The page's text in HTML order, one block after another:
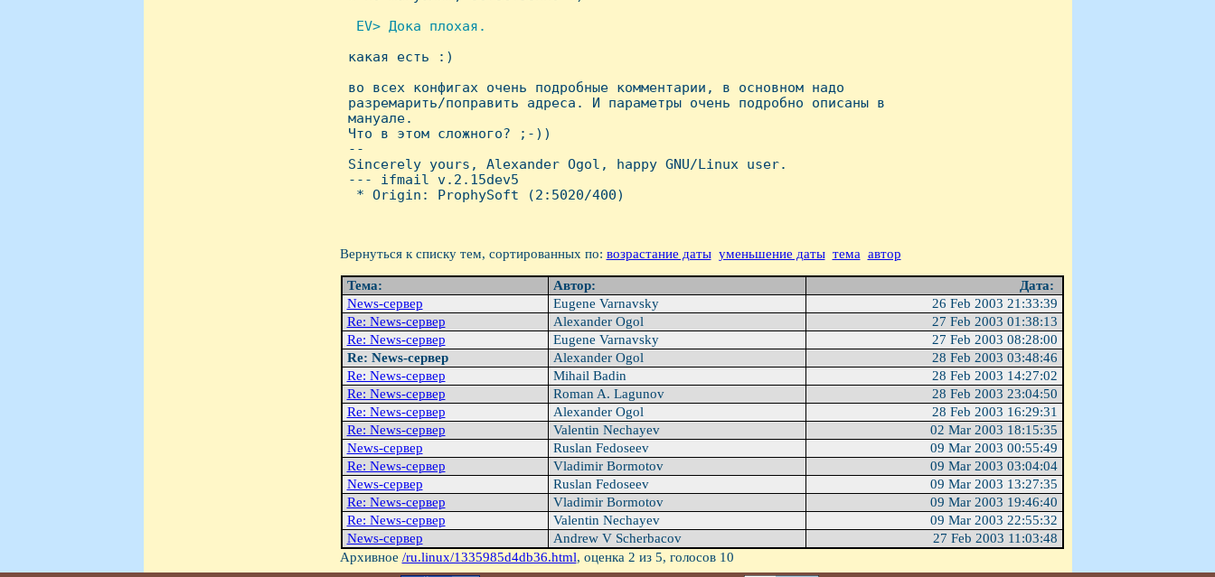
EV> Дока плохая.
какая есть :)
во всех конфигах очень подробные комментарии, в основном надо
разремарить/поправить адреса. И параметры очень подробно описаны в
мануале.
Что в этом сложного? ;-))
--
Sincerely yours, Alexander Ogol, happy GNU/Linux user.
--- ifmail v.2.15dev5
  * Origin: ProphySoft (2:5020/400)
Вернуться к списку тем, сортированных по: возрастание даты уменьшение даты тема автор
Тема: Автор:
Дата:
News-сервер
Eugene Varnavsky
26 Feb 2003 21:33:39
Re: News-сервер
Alexander Ogol
27 Feb 2003 01:38:13
Re: News-сервер
Eugene Varnavsky
27 Feb 2003 08:28:00
Re: News-сервер
Alexander Ogol
28 Feb 2003 03:48:46
Re: News-сервер
Mihail Badin
28 Feb 2003 14:27:02
Re: News-сервер
Roman A. Lagunov
28 Feb 2003 23:04:50
Re: News-сервер
Alexander Ogol
28 Feb 2003 16:29:31
Re: News-сервер
Valentin Nechayev
02 Mar 2003 18:15:35
News-сервер
Ruslan Fedoseev
09 Mar 2003 00:55:49
Re: News-сервер
Vladimir Bormotov
09 Mar 2003 03:04:04
News-сервер
Ruslan Fedoseev
09 Mar 2003 13:27:35
Re: News-сервер
Vladimir Bormotov
09 Mar 2003 19:46:40
Re: News-сервер
Valentin Nechayev
09 Mar 2003 22:55:32
News-сервер
Andrew V Scherbacov
27 Feb 2003 11:03:48
Архивное /ru.linux/1335985d4db36.html, оценка 2 из 5, голосов 10